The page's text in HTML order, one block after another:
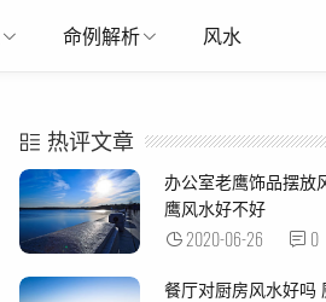
命例解析 风水
热评文章
办公室老鹰饰品摆放
鹰风水好不好
2020-06-26 0
餐厅对厨房风水好吗